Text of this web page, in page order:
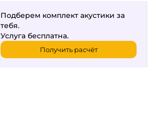
Подберем комплект акустики за
тебя.
Услуга бесплатна.
Получить расчёт